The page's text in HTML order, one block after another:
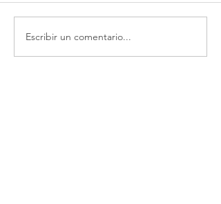
Escribir un comentario...